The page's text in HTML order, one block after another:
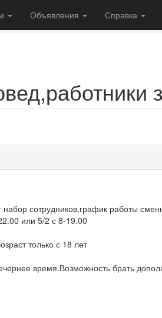
Объявления Справка
торговля и общепит
сотрудников,график работы
или 5/2 с 8-19.00
только с 18 лет
время.Возможность брать